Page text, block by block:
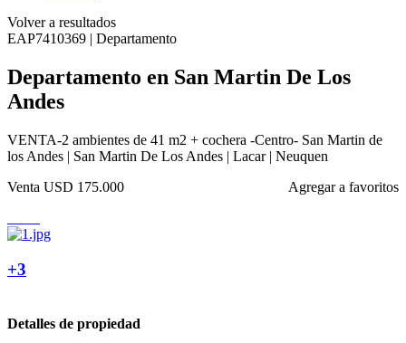
Volver a resultados
EAP7410369 | Departamento
Departamento en San Martin De Los
Andes
VENTA-2 ambientes de 41 m2 + cochera -Centro- San Martin de
los Andes | San Martin De Los Andes | Lacar | Neuquen
Agregar a favoritos
Venta USD 175.000
+3
Detalles de propiedad